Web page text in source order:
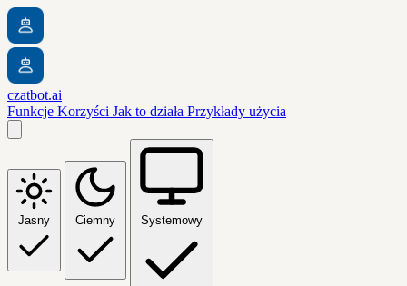
czatbot.ai
Funkcje Korzyści Jak to działa Przykłady użycia
Jasny Ciemny Systemowy